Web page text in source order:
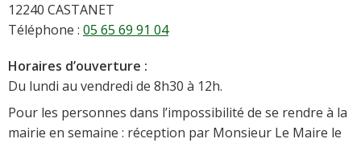
12240 CASTANET
Téléphone : 05 65 69 91 04
Horaires d’ouverture :
Du lundi au vendredi de 8h30 à 12h.
Pour les personnes dans l’impossibilité de se rendre à la
mairie en semaine : réception par Monsieur Le Maire le